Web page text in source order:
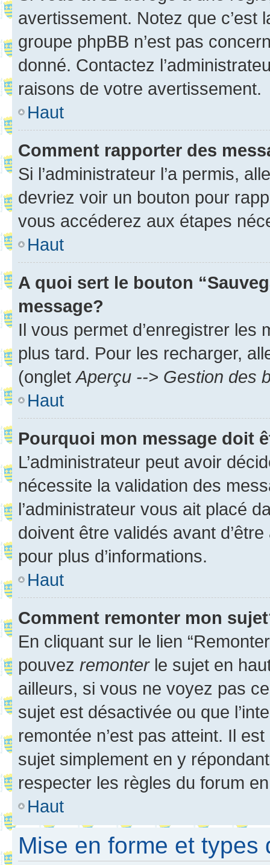
avertissement. Notez que c’est
groupe phpBB n’est pas
donné. Contactez
raisons de votre avertissement.
Haut
Comment rapporter des
Si l’administrateur l’a permis,
devriez voir un bouton pour
vous accéderez aux étapes
Haut
A quoi sert le bouton
message?
Il vous permet d’enregistrer
plus tard. Pour les recharger,
(onglet Aperçu --> Gestion des
Haut
Pourquoi mon message doit
L’administrateur peut avoir
nécessite la validation des
l’administrateur vous ait placé
doivent être validés avant
pour plus d’informations.
Haut
Comment remonter mon
En cliquant sur le lien
pouvez remonterle sujet en
ailleurs, si vous ne voyez pas
sujet est désactivée ou que
remontée n’est pas atteint. Il
sujet simplement en y
respecter les règles du forum
Haut
Mise en forme et types